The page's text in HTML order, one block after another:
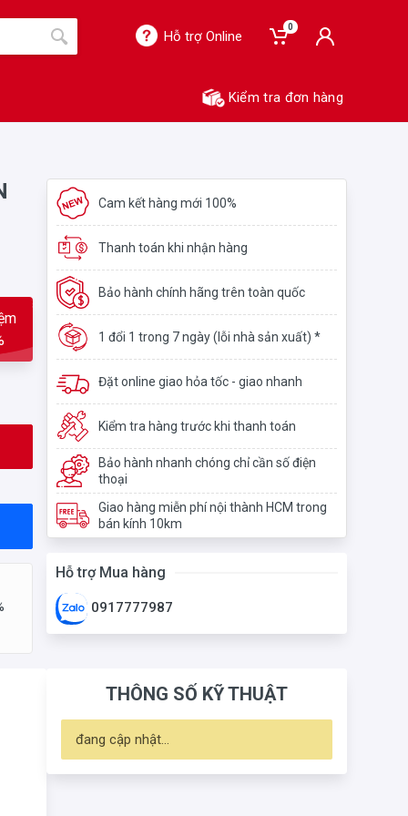
Hỗ trợ Online
0
Kiểm tra đơn hàng
Cam kết hàng mới 100%
Thanh toán khi nhận hàng
Bảo hành chính hãng trên toàn quốc
1 đổi 1 trong 7 ngày (lỗi nhà sản xuất) *
Đặt online giao hỏa tốc - giao nhanh
Kiểm tra hàng trước khi thanh toán
Bảo hành nhanh chóng chỉ cần số điện
thoại
Giao hàng miễn phí nội thành HCM trong
bán kính 10km
Hỗ trợ Mua hàng
0917777987
THÔNG SỐ KỸ THUẬT
đang cập nhật...